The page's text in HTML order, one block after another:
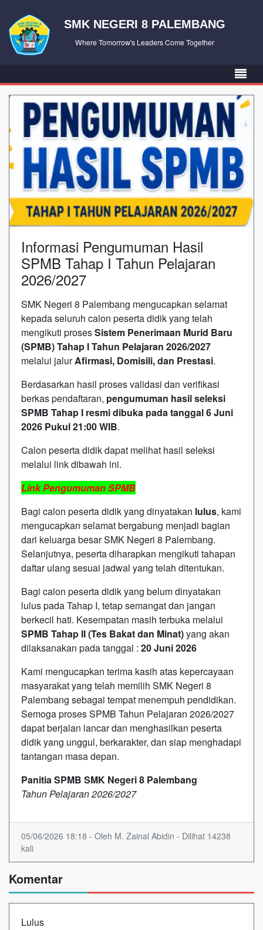
SMK NEGERI 8 PALEMBANG
Where Tomorrow's Leaders Come Together
Informasi Pengumuman Hasil
SPMB Tahap I Tahun Pelajaran
2026/2027
SMK Negeri 8 Palembang mengucapkan selamat
kepada seluruh calon peserta didik yang telah
mengikuti prosesSistem Penerimaan Murid Baru
(SPMB) Tahap I Tahun Pelajaran 2026/2027
melalui jalurAfirmasi, Domisili, dan Prestasi.
Berdasarkan hasil proses validasi dan verifikasi
berkas pendaftaran, pengumuman hasil seleksi
SPMB Tahap I resmi dibuka pada tanggal 6 Juni
2026 Pukul 21:00 WIB.
Calon peserta didik dapat melihat hasil seleksi
melalui link dibawah ini.
Link Pengumuman SPMB
Bagi calon peserta didik yang dinyatakan lulus, kami
mengucapkan selamat bergabung menjadi bagian
dari keluarga besar SMK Negeri 8 Palembang.
Selanjutnya, peserta diharapkan mengikuti tahapan
daftar ulang sesuai jadwal yang telah ditentukan.
Bagi calon peserta didik yang belum dinyatakan
lulus pada Tahap I, tetap semangat dan jangan
berkecil hati. Kesempatan masih terbuka melalui
SPMB Tahap II (Tes Bakat dan Minat)yang akan
dilaksanakan pada tanggal : 20 Juni 2026
Kami mengucapkan terima kasih atas kepercayaan
masyarakat yang telah memilih SMK Negeri 8
Palembang sebagai tempat menempuh pendidikan.
Semoga proses SPMB Tahun Pelajaran 2026/2027
dapat berjalan lancar dan menghasilkan peserta
didik yang unggul, berkarakter, dan siap menghadapi
tantangan masa depan.
Panitia SPMB SMK Negeri 8 Palembang
Tahun Pelajaran 2026/2027
05/06/2026 18:18 - Oleh M. Zainal Abidin - Dilihat 14238
kali
Komentar
Lulus